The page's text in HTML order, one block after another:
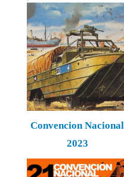
Convencion Nacional
2023